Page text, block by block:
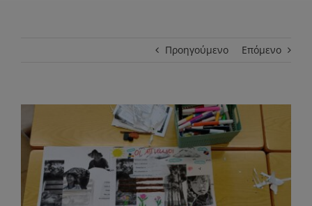
Προηγούμενο Επόμενο
μεγαλύτερης
εικόνας